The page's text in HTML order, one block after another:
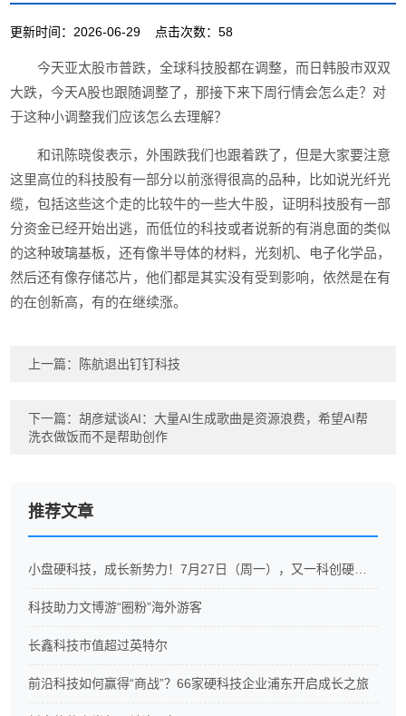
更新时间：2026-06-29 点击次数：58
今天亚太股市普跌，全球科技股都在调整，而日韩股市双双
大跌，今天A股也跟随调整了，那接下来下周行情会怎么走？对
于这种小调整我们应该怎么去理解？
和讯陈晓俊表示，外围跌我们也跟着跌了，但是大家要注意
这里高位的科技股有一部分以前涨得很高的品种，比如说光纤光
缆，包括这些这个走的比较牛的一些大牛股，证明科技股有一部
分资金已经开始出逃，而低位的科技或者说新的有消息面的类似
的这种玻璃基板，还有像半导体的材料，光刻机、电子化学品，
然后还有像存储芯片，他们都是其实没有受到影响，依然是在有
的在创新高，有的在继续涨。
上一篇： 陈航退出钉钉科技
下一篇：胡彦斌谈AI：大量AI生成歌曲是资源浪费，希望AI帮
洗衣做饭而不是帮助创作
推荐文章
科技助力文博游“圈粉”海外游客
长鑫科技市值超过英特尔
前沿科技如何赢得“商战”？66家硬科技企业浦东开启成长之旅